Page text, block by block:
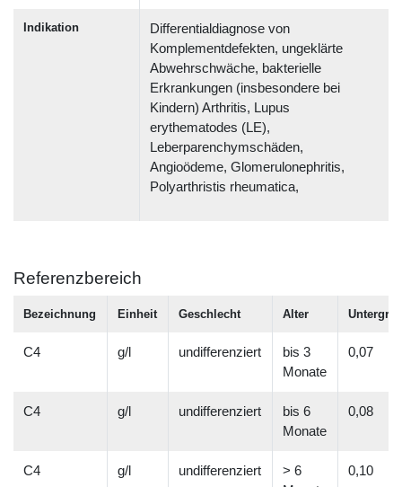
Indikation
Differentialdiagnose von
Komplementdefekten, ungeklärte
Abwehrschwäche, bakterielle
Erkrankungen (insbesondere bei
Kindern) Arthritis, Lupus
erythematodes (LE),
Leberparenchymschäden,
Angioödeme, Glomerulonephritis,
Polyarthristis rheumatica,
Referenzbereich
Bezeichnung Einheit Geschlecht Alter
C4 g/l undifferenziert
bis 3
Monate
0,07
C4 g/l undifferenziert
bis 6
Monate
0,08
C4 g/l undifferenziert
> 6
0,10